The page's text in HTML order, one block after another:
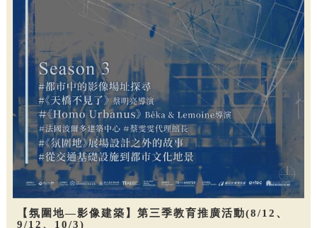
【氛圍地—影像建築】第三季教育推廣活動(8/12、
9/12、10/3)